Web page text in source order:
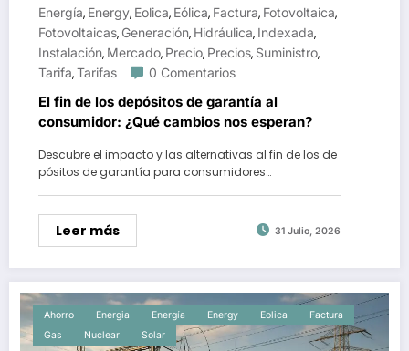
Energía, Energy, Eolica, Eólica, Factura, Fotovoltaica,
Fotovoltaicas, Generación, Hidráulica, Indexada,
Instalación, Mercado, Precio, Precios, Suministro,
Tarifa,Tarifas 0 Comentarios
El fin de los depósitos de garantía al
consumidor: ¿Qué cambios nos esperan?
Descubre el impacto y las alternativas al fin de los de
pósitos de garantía para consumidores…
Leer más 31 Julio, 2026
Ahorro Energia Energía Energy Eolica
Factura
Gas
Nuclear Solar